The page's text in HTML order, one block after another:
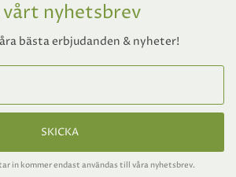
vårt nyhetsbrev
bästa erbjudanden & nyheter!
SKICKA
in kommer endast användas till våra nyhetsbrev.